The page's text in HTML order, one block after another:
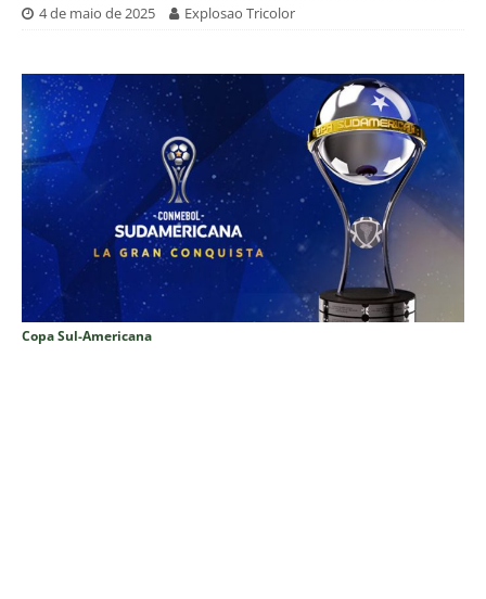
4 de maio de 2025 Explosao Tricolor
Copa Sul-Americana